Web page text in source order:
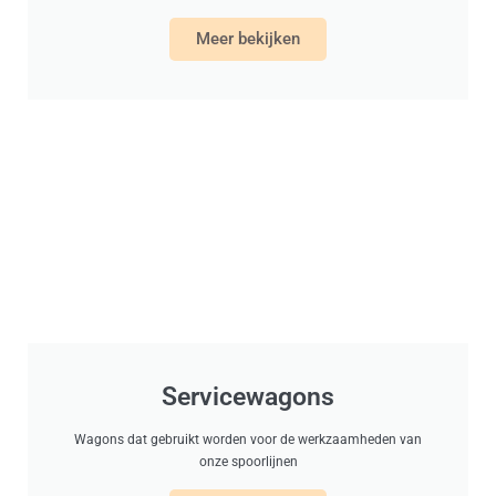
Meer bekijken
Servicewagons
Wagons dat gebruikt worden voor de werkzaamheden van
onze spoorlijnen